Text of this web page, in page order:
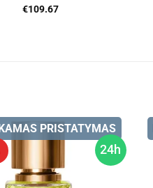
€109.67
24h
PRISTATYMAS